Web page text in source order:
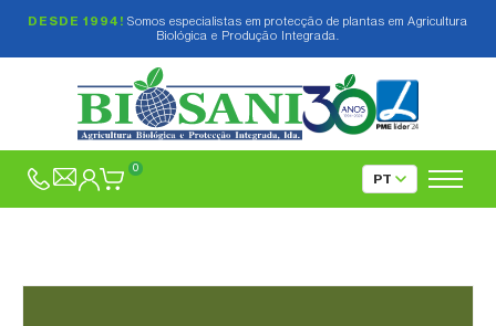
DESDE 1994! Somos especialistas em protecção de plantas em Agricultura
Biológica e Produção Integrada.
0